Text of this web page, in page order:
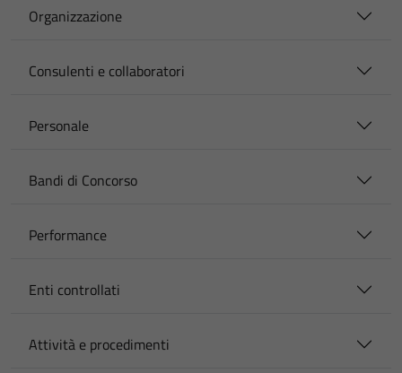
Organizzazione
Consulenti e collaboratori
Personale
Bandi di Concorso
Performance
Enti controllati
Attività e procedimenti